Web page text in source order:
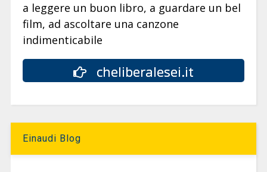
a leggere un buon libro, a guardare un bel
film, ad ascoltare una canzone
indimenticabile
cheliberalesei.it
Einaudi Blog